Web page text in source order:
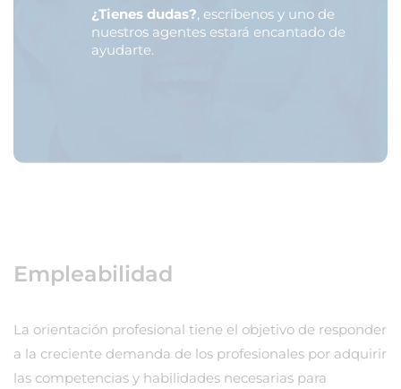
¿Tienes dudas?, escríbenos y uno de
nuestros agentes estará encantado de
ayudarte.
Empleabilidad
La orientación profesional tiene el objetivo de responder
a la creciente demanda de los profesionales por adquirir
las competencias y habilidades necesarias para